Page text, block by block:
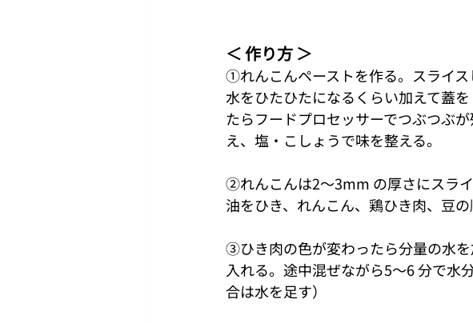
＜ 作り方 ＞
①れんこんペーストを作る。スライス
⽔をひたひたになるくらい加えて蓋
たらフードプロセッサーでつぶつぶ
え、塩・こしょうで味を整える。
②れんこんは2〜3mm の厚さにスラ
油をひき、れんこん、鶏ひき⾁、⾖
③ひき⾁の⾊が変わったら分量の⽔
入れる。途中混ぜながら5〜6 分で水
合は水を足す）